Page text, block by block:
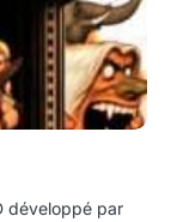
développé par